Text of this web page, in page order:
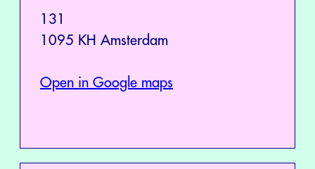
131
1095 KH Amsterdam
Open in Google maps